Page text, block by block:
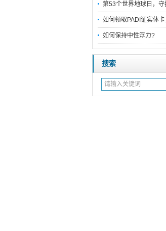
第53个世界地球日，守
如何领取PADI证实体
如何保持中性浮力?
搜索